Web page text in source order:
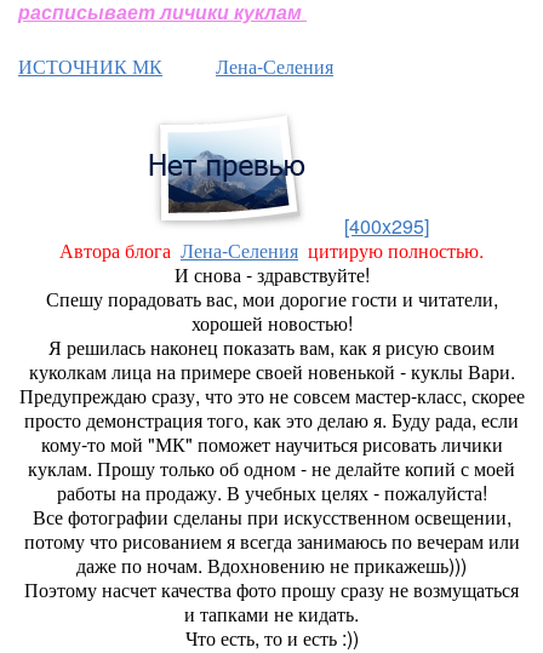
расписывает личики куклам
ИСТОЧНИК МК Лена-Селения
[400x295]
Автора блога Лена-Селения цитирую полностью.
И снова - здравствуйте!
Спешу порадовать вас, мои дорогие гости и читатели,
хорошей новостью!
Я решилась наконец показать вам, как я рисую своим
куколкам лица на примере своей новенькой - куклы Вари.
Предупреждаю сразу, что это не совсем мастер-класс, скорее
просто демонстрация того, как это делаю я. Буду рада, если
кому-то мой "МК" поможет научиться рисовать личики
куклам. Прошу только об одном - не делайте копий с моей
работы на продажу. В учебных целях - пожалуйста!
Все фотографии сделаны при искусственном освещении,
потому что рисованием я всегда занимаюсь по вечерам или
даже по ночам. Вдохновению не прикажешь)))
Поэтому насчет качества фото прошу сразу не возмущаться
и тапками не кидать.
Что есть, то и есть :))